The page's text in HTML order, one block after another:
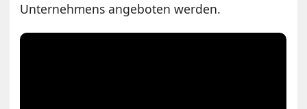
Unternehmens angeboten werden.